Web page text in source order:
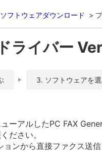
ソフトウェアダウンロード
ライバー
3. ソフトウェアを
ーアルしたPC FAX
ださい。
ンから直接ファクス送